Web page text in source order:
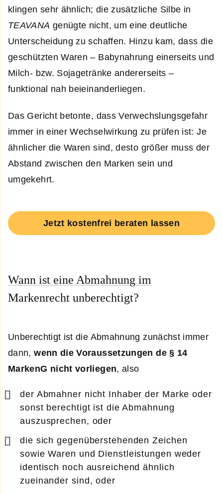
klingen sehr ähnlich; die zusätzliche Silbe in
TEAVANA genügte nicht, um eine deutliche
Unterscheidung zu schaffen. Hinzu kam, dass die
geschützten Waren – Babynahrung einerseits und
Milch- bzw. Sojagetränke andererseits –
funktional nah beieinanderliegen.
Das Gericht betonte, dass Verwechslungsgefahr
immer in einer Wechselwirkung zu prüfen ist: Je
ähnlicher die Waren sind, desto größer muss der
Abstand zwischen den Marken sein und
umgekehrt.
Jetzt kostenfrei beraten lassen
Wann ist eine Abmahnung im
Markenrecht unberechtigt?
Unberechtigt ist die Abmahnung zunächst immer
dann,wenn die Voraussetzungen de § 14
MarkenG nicht vorliegen, also
der Abmahner nicht Inhaber der Marke oder
sonst berechtigt ist die Abmahnung
auszusprechen, oder
die sich gegenüberstehenden Zeichen
sowie Waren und Dienstleistungen weder
identisch noch ausreichend ähnlich
zueinander sind, oder